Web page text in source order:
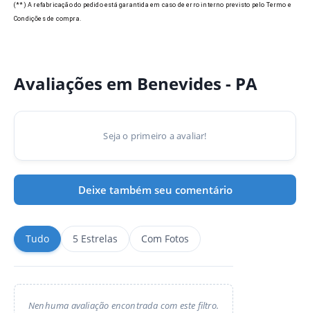
(**) A refabricação do pedido está garantida em caso de erro interno previsto pelo Termo e
Condições de compra.
Avaliações em Benevides - PA
Seja o primeiro a avaliar!
Deixe também seu comentário
Tudo 5 Estrelas Com Fotos
Nenhuma avaliação encontrada com este filtro.